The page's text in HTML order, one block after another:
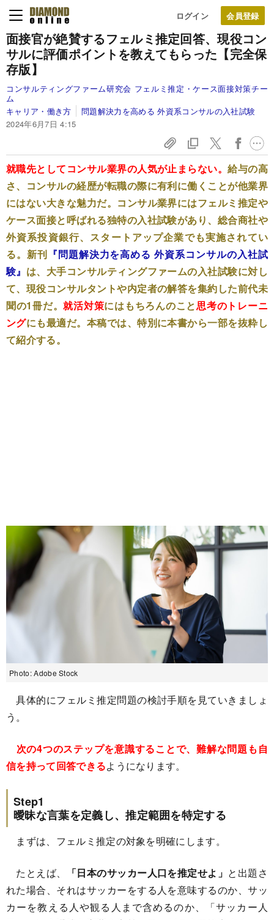
ログイン
面接官が絶賛するフェルミ推定回答、現役コン
サルに評価ポイントを教えてもらった【完全保
存版】
コンサルティングファーム研究会 フェルミ推定・ケース面接対策チー
ム
キャリア・働き方
問題解決力を高める 外資系コンサルの入社試験
2024年6月7日 4:15
就職先としてコンサル業界の人気が止まらない。給与の高
さ、コンサルの経歴が転職の際に有利に働くことが他業界
にはない大きな魅力だ。コンサル業界にはフェルミ推定や
ケース面接と呼ばれる独特の入社試験があり、総合商社や
外資系投資銀行、スタートアップ企業でも実施されてい
る。新刊 『問題解決力を高める 外資系コンサルの入社試
験』 は、大手コンサルティングファームの入社試験に対し
て、現役コンサルタントや内定者の解答を集約した前代未
聞の1冊だ。就活対策にはもちろんのこと思考のトレーニ
ングにも最適だ。本稿では、特別に本書から一部を抜粋し
て紹介する。
Photo: Adobe Stock
具体的にフェルミ推定問題の検討手順を見ていきましょ
う。
次の4つのステップを意識することで、難解な問題も自
信を持って回答できるようになります。
Step1
曖昧な言葉を定義し、推定範囲を特定する
まずは、フェルミ推定の対象を明確にします。
たとえば、 「日本のサッカー人口を推定せよ」 と出題さ
れた場合、それはサッカーをする人を意味するのか、サッ
カーを教える人や観る人まで含めるのか、「サッカー人